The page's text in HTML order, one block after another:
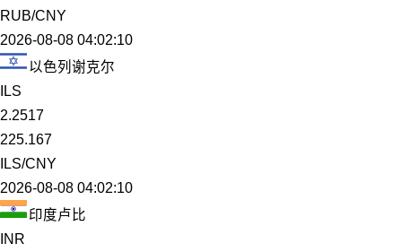
RUB/CNY
2026-08-08 04:02:10
以色列谢克尔
ILS
2.2517
225.167
ILS/CNY
2026-08-08 04:02:10
印度卢比
INR